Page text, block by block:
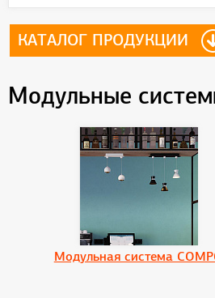
КАТАЛОГ ПРОДУКЦИИ
Модульные
Модульная система